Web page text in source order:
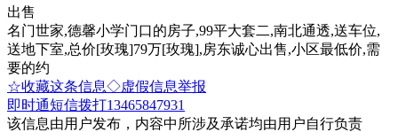
出售
名门世家,德馨小学门口的房子,99平大套二,南北通透,送车位,
送地下室,总价[玫瑰]79万[玫瑰],房东诚心出售,小区最低价,需
要的约
☆收藏这条信息◇虚假信息举报
即时通短信拨打13465847931
该信息由用户发布，内容中所涉及承诺均由用户自行负责